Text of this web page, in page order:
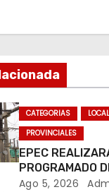
CATEGORIAS
PROVINCIALES
EPEC
PROGRAMADO
JUEVES EN RÍO
Ago 5, 2026